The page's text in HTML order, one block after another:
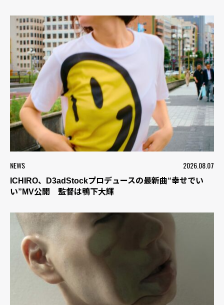
NEWS 2026.08.07
ICHIRO、D3adStockプロデュースの最新曲“幸せでい
い”MV公開 監督は鴨下大輝